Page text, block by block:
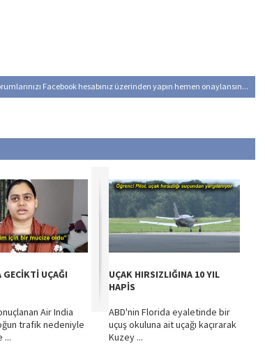
Facebook hesabınız üzerinden yapın hemen onaylansın...
GECİKTİ UÇAĞI
Air India
trafik nedeniyle
...
UÇAK HIRSIZLIĞINA 10 YIL
HAPİS
ABD'nin Florida eyaletinde bir
uçuş okuluna ait uçağı kaçırarak
Kuzey ...